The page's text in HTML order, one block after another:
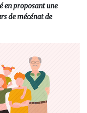
en proposant une
de mécénat de